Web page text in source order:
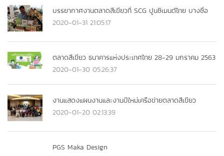
บรรยากาศงานตลาดสีเขียวที่ SCG ปูนซิเมนต์ไทย บางซื่อ
2020-01-31 21:05:17
ตลาดสีเขียว ธนาคารแห่งประเทศไทย 28-29 มกราคม 2563
2020-01-30 05:26:37
งานแสดงแผนงานและงานปีใหม่เครือข่ายตลาดสีเขียว
2020-01-20 02:13:39
PGS Maka Design